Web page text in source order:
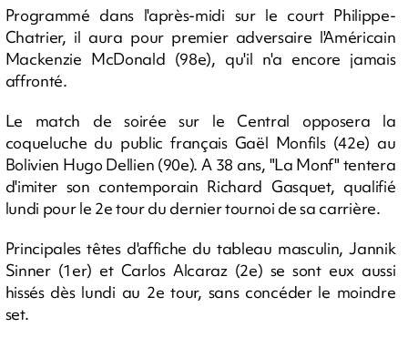
Programmé dans l'après-midi sur le court Philippe-
Chatrier, il aura pour premier adversaire l'Américain
Mackenzie McDonald (98e), qu'il n'a encore jamais
affronté.
Le match de soirée sur le Central opposera la
coqueluche du public français Gaël Monfils (42e) au
Bolivien Hugo Dellien (90e). A 38 ans, "La Monf" tentera
d'imiter son contemporain Richard Gasquet, qualifié
lundi pour le 2e tour du dernier tournoi de sa carrière.
Principales têtes d'affiche du tableau masculin, Jannik
Sinner (1er) et Carlos Alcaraz (2e) se sont eux aussi
hissés dès lundi au 2e tour, sans concéder le moindre
set.